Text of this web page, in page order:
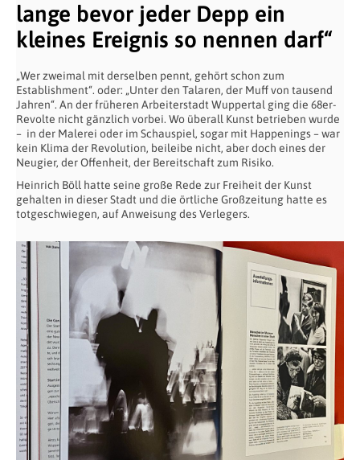
lange bevor jeder Depp ein
kleines Ereignis so nennen darf“
„Wer zweimal mit derselben pennt, gehört schon zum
Establishment“. oder: „Unter den Talaren, der Muff von tausend
Jahren“. An der früheren Arbeiterstadt Wuppertal ging die 68er-
Revolte nicht gänzlich vorbei. Wo überall Kunst betrieben wurde
– in der Malerei oder im Schauspiel, sogar mit Happenings – war
kein Klima der Revolution, beileibe nicht, aber doch eines der
Neugier, der Offenheit, der Bereitschaft zum Risiko.
Heinrich Böll hatte seine große Rede zur Freiheit der Kunst
gehalten in dieser Stadt und die örtliche Großzeitung hatte es
totgeschwiegen, auf Anweisung des Verlegers.